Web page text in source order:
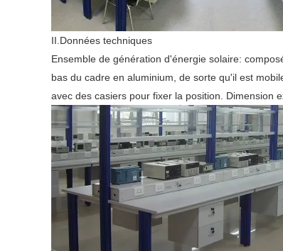
II.Données techniques
Ensemble de génération d'énergie solaire:
bas du cadre en aluminium, de sorte qu'il est
avec des casiers pour fixer la position. Dimension